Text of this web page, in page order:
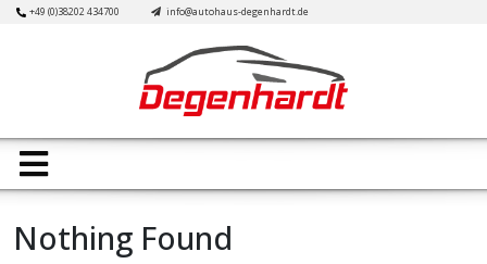
Skip+49 (0)38202 434700 info@autohaus-degenhardt.de
Open
Nothing Found